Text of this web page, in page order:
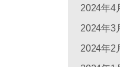
2024年4
2024年3
2024年2